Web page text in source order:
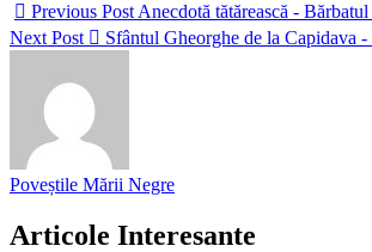
Previous Post Anecdotă tătărească -
Next Post
Sfântul Gheorghe de la Capidava
Poveștile Mării Negre
Articole Interesante